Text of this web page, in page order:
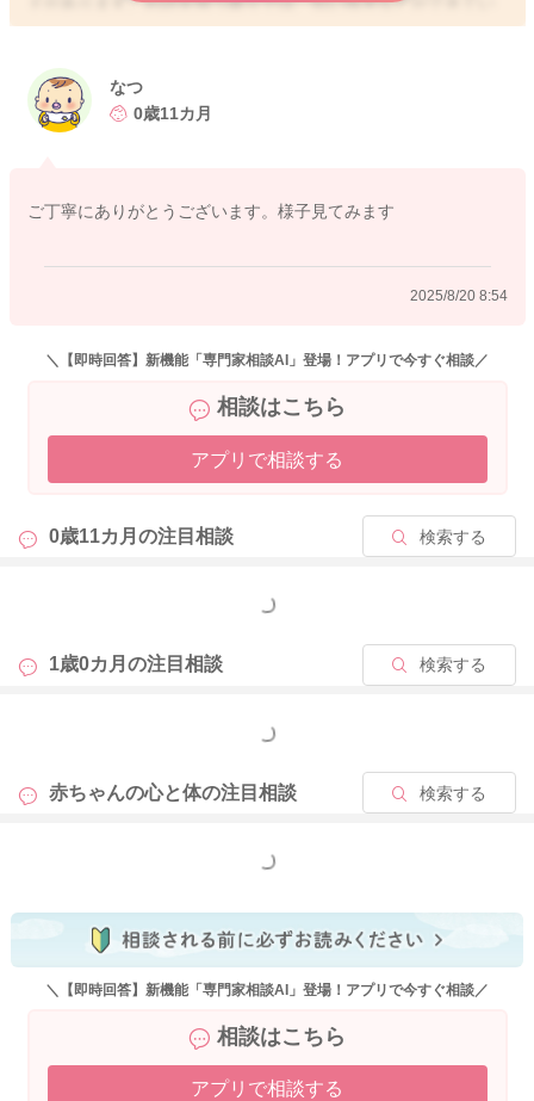
るということですと、身体の発達は問題ないように思います
何か興味があることが他にあれば、例えば呼ばれていることは
理解していても、呼びかけに振り向かなかったりすることもよ
できるようにもなってきますし、好奇心旺盛なお子さんであれ
に興味関心を示し、様々なことを吸収することは良いことと思
しても、すぐに異常となるわけではなく、経過を見ていきなが
らずに見守っていただいて良いと思いますよ。
2025/8/20 5:27
なつ
0歳11カ月
ご丁寧にありがとうございます。様子見てみます
2025/8/20 8:54
＼【即時回答】新機能「専門家相談AI」登場！アプリで今すぐ相談／
相談はこちら
アプリで相談する
0歳11カ月の注目相談 検索する
もっと見る
1歳0カ月の注目相談 検索する
もっと見る
赤ちゃんの心と体の注目相談 検索する
もっと見る
＼【即時回答】新機能「専門家相談AI」登場！アプリで今すぐ相談／
相談はこちら
アプリで相談する